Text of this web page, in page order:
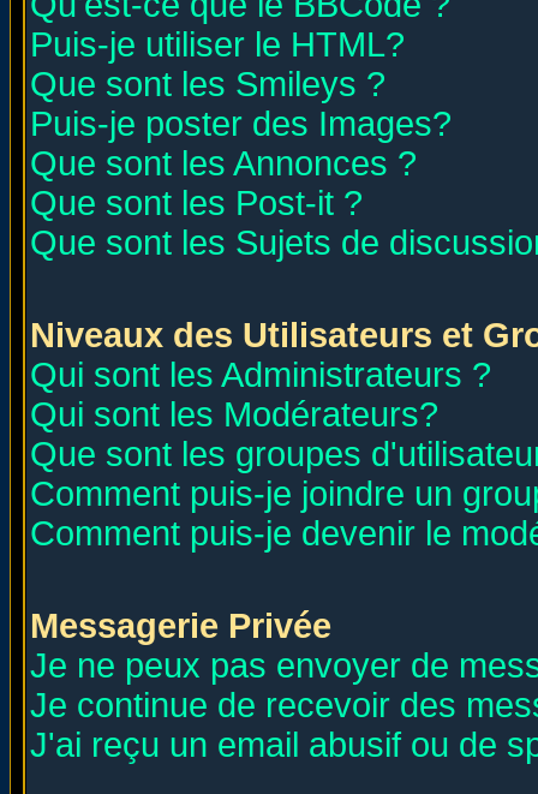
Puis-je utiliser le HTML?
Que sont les Smileys ?
Puis-je poster des Images?
Que sont les Annonces ?
Que sont les Post-it ?
Que sont les Sujets de
Niveaux des Utilisateurs et
Qui sont les Administrateurs ?
Qui sont les Modérateurs?
Que sont les groupes
Comment puis-je joindre un
Comment puis-je devenir le
Messagerie Privée
Je ne peux pas envoyer de
Je continue de recevoir des
J'ai reçu un email abusif ou de